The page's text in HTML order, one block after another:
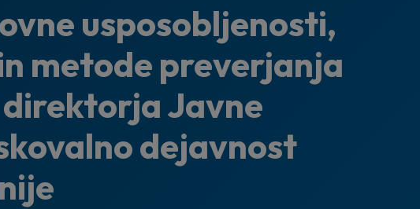
usposobljenosti,
metode preverjanja
Javne
dejavnost